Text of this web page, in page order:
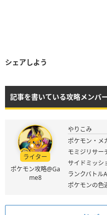
シェアしよう
記事を書いている攻略メンバ
ライター
ポケモン攻略@Ga
me8
やりこみ
ポケモン・メ
モミジリサー
サイドミッシ
ランクバトル
ポケモンの色